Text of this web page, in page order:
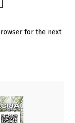
for the next